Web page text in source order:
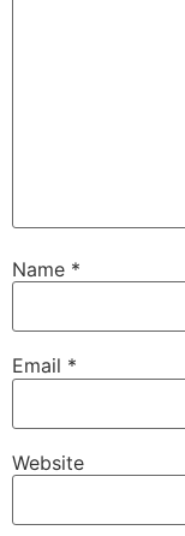
Name *
Email *
Website